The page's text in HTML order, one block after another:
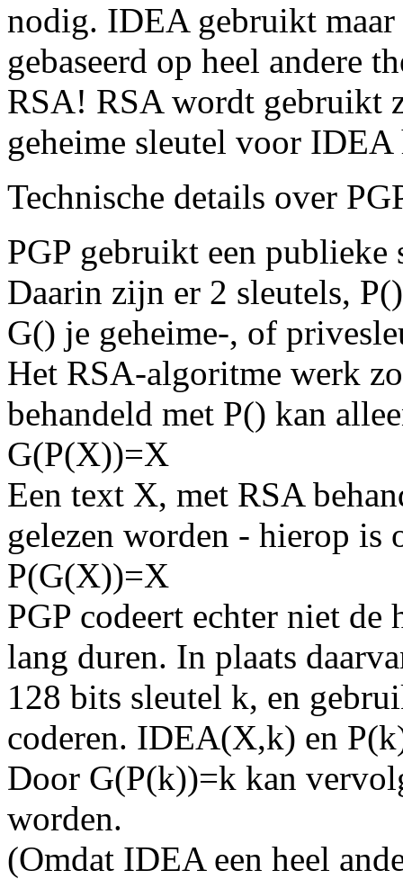
nodig. IDEA gebruikt maar
gebaseerd op heel andere
RSA! RSA wordt gebruikt
geheime sleutel voor IDEA
Technische details over
PGP gebruikt een
Daarin zijn er 2 sleutels,
G() je geheime-, of
Het RSA-algoritme werk
behandeld met P() kan
G(P(X))=X
Een text X, met RSA
gelezen worden - hierop is
P(G(X))=X
PGP codeert echter niet
lang duren. In plaats
128 bits sleutel k, en
coderen. IDEA(X,k) en
Door G(P(k))=k kan
worden.
(Omdat IDEA een heel